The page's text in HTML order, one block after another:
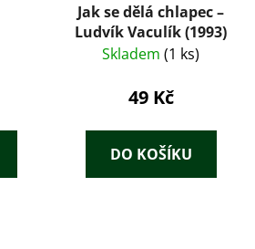
Jak se dělá chlapec –
Ludvík Vaculík (1993)
Skladem (1 ks)
49 Kč
DO KOŠÍKU